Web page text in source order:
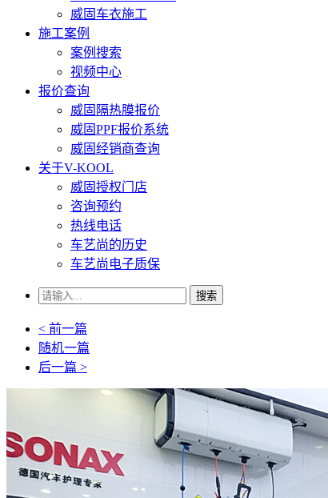
威固车衣施工
施工案例
案例搜索
视频中心
报价查询
威固隔热膜报价
威固PPF报价系统
威固经销商查询
关于V-KOOL
威固授权门店
咨询预约
热线电话
车艺尚的历史
车艺尚电子质保
搜索
< 前一篇
随机一篇
后一篇 >